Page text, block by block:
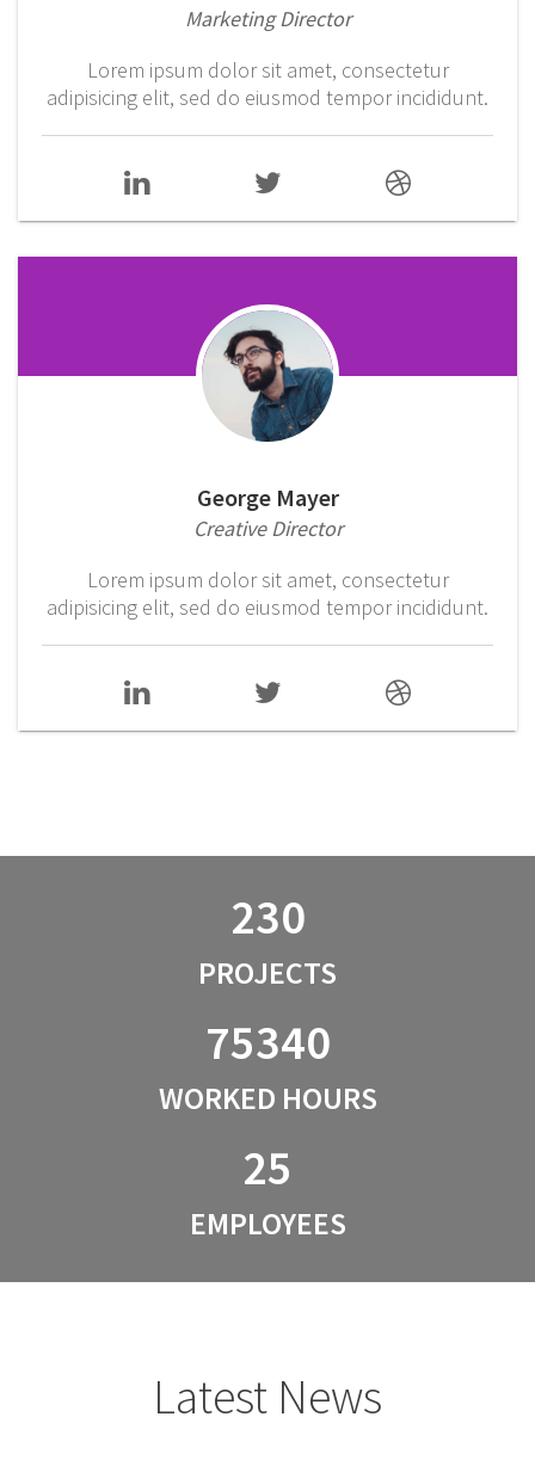
Marketing Director
Lorem ipsum dolor sit amet, consectetur
adipisicing elit, sed do eiusmod tempor incididunt.
George Mayer
Creative Director
Lorem ipsum dolor sit amet, consectetur
adipisicing elit, sed do eiusmod tempor incididunt.
230
PROJECTS
75340
WORKED HOURS
25
EMPLOYEES
Latest News